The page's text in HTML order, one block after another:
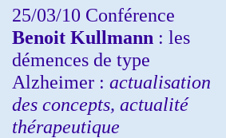
25/03/10 Conférence
Benoit Kullmann : les
démences de type
Alzheimer : actualisation
des concepts, actualité
thérapeutique